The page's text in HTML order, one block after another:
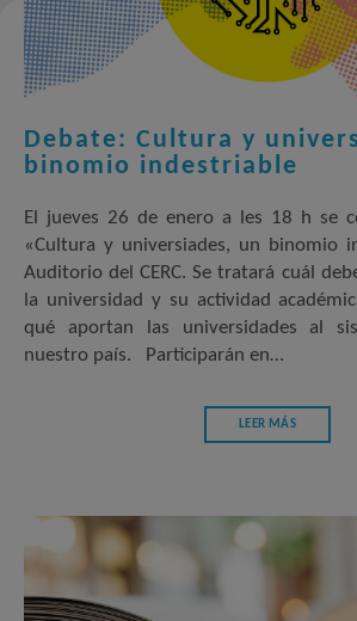
Debate: Cultura y
binomio indestriable
El jueves 26 de enero a les 18 h se
«Cultura y universiades, un binomio
Auditorio del CERC. Se tratará cuál
la universidad y su actividad
qué aportan las universidades al
nuestro país. Participarán en…
LEER MÁS